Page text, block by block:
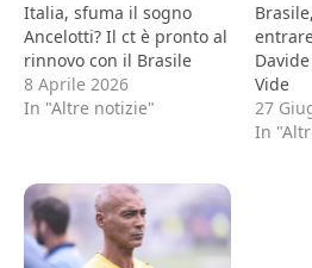
Italia, sfuma il sogno
Ancelotti? Il ct è pronto al
rinnovo con il Brasile
8 Aprile 2026
In "Altre notizie"
Vide
27
In